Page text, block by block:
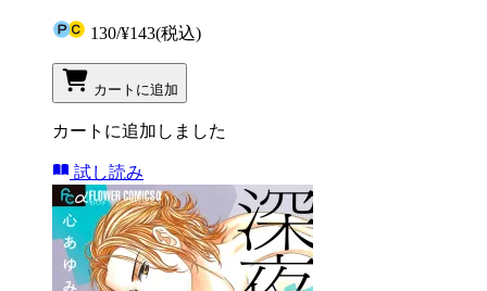
130/¥143(税込)
カートに追加
カートに追加しました
試し読み